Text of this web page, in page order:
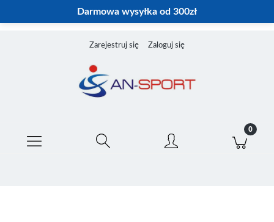
Darmowa wysyłka od 300zł
Zarejestruj się Zaloguj się